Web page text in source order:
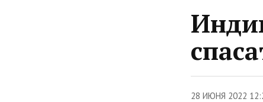
28 ИЮНЯ 2022